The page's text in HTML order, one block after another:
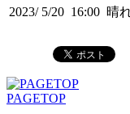
2023/ 5/20 16:00 晴
PAGETOP